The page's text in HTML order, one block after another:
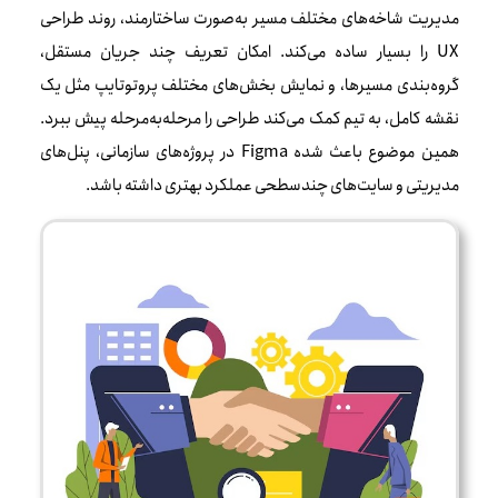
مدیریت شاخه‌های مختلف مسیر به‌صورت ساختارمند، روند طراحی
UX را بسیار ساده می‌کند. امکان تعریف چند جریان مستقل،
گروه‌بندی مسیرها، و نمایش بخش‌های مختلف پروتوتایپ مثل یک
نقشه کامل، به تیم کمک می‌کند طراحی را مرحله‌به‌مرحله پیش ببرد.
همین موضوع باعث شده Figma در پروژه‌های سازمانی، پنل‌های
مدیریتی و سایت‌های چندسطحی عملکرد بهتری داشته باشد.